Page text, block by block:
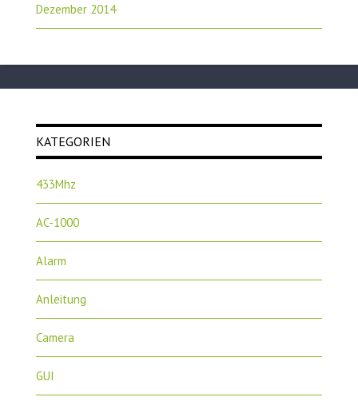
Dezember 2014
KATEGORIEN
433Mhz
AC-1000
Alarm
Anleitung
Camera
GUI